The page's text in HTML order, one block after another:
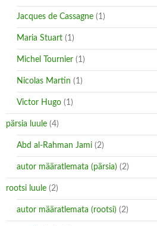
Jacques de Cassagne (1)
Maria Stuart (1)
Michel Tournier (1)
Nicolas Martin (1)
Victor Hugo (1)
pärsia luule (4)
Abd al-Rahman Jami (2)
autor määratlemata (pärsia) (2)
rootsi luule (2)
autor määratlemata (rootsi) (2)